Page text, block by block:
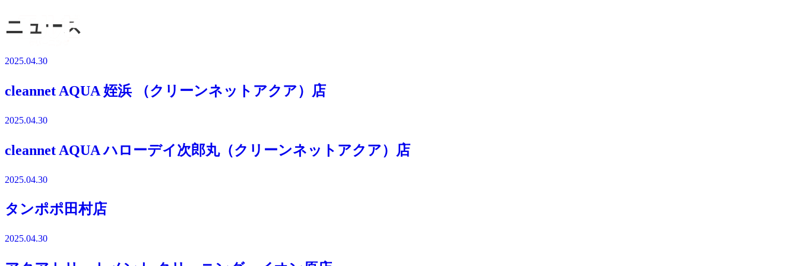
ニュース
2025.04.30
cleannet AQUA 姪浜 （クリーンネットアクア）店
2025.04.30
cleannet AQUA ハローデイ次郎丸（クリーンネットアクア）店
2025.04.30
タンポポ田村店
2025.04.30